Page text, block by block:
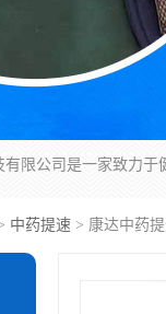
中药提速 > 康达中药